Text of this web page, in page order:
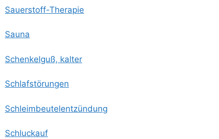
Sau­er­stoff-The­ra­pie
Sau­na
Schen­kel­guß, kalter
Schlaf­stö­run­gen
Schleim­beu­tel­ent­zün­dung
Schluck­auf